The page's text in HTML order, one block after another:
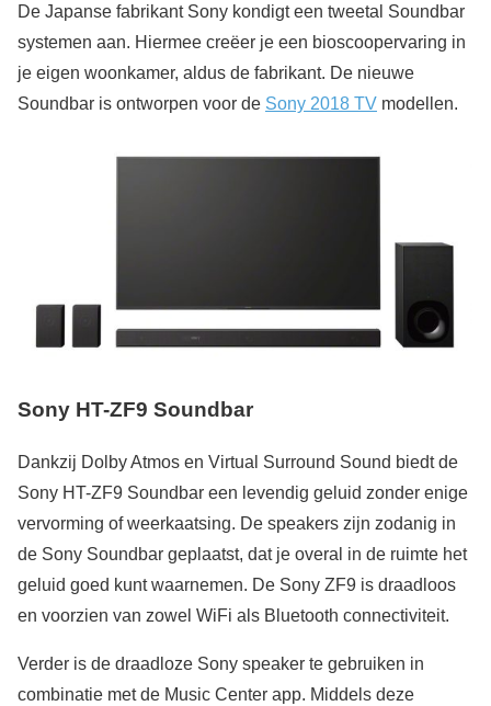
De Japanse fabrikant Sony kondigt een tweetal Soundbar
systemen aan. Hiermee creëer je een bioscoopervaring in
je eigen woonkamer, aldus de fabrikant. De nieuwe
Soundbar is ontworpen voor de Sony 2018 TV modellen.
Sony HT-ZF9 Soundbar
Dankzij Dolby Atmos en Virtual Surround Sound biedt de
Sony HT-ZF9 Soundbar een levendig geluid zonder enige
vervorming of weerkaatsing. De speakers zijn zodanig in
de Sony Soundbar geplaatst, dat je overal in de ruimte het
geluid goed kunt waarnemen. De Sony ZF9 is draadloos
en voorzien van zowel WiFi als Bluetooth connectiviteit.
Verder is de draadloze Sony speaker te gebruiken in
combinatie met de Music Center app. Middels deze